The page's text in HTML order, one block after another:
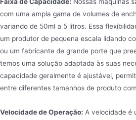
com uma ampla gama de volumes de
variando de 50ml a 5 litros. Essa
um produtor de pequena escala lidando
ou um fabricante de grande porte que
temos uma solução adaptada às suas
capacidade geralmente é ajustável,
entre diferentes tamanhos de produto
Velocidade de Operação: A velocidade é